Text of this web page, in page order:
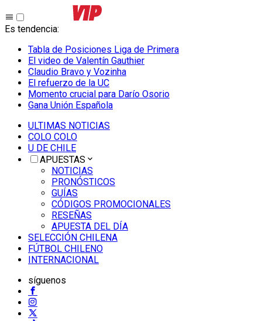
Es tendencia:
Tabla de Posiciones Liga de Primera
El video de Valentín Gauthier
Claudio Bravo y Vozinha
El refuerzo de la UC
Momento crucial para Darío Osorio
Gana Unión Española
ULTIMAS NOTICIAS
COLO COLO
U DE CHILE
APUESTAS
NOTICIAS
PRONÓSTICOS
GUÍAS
CÓDIGOS PROMOCIONALES
RESEÑAS
APUESTA DEL DÍA
SELECCIÓN CHILENA
FÚTBOL CHILENO
INTERNACIONAL
síguenos